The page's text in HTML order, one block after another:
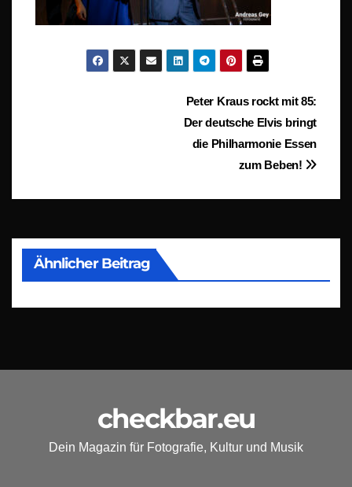
Beitragsnavigation
Peter Kraus rockt mit 85:
Der deutsche Elvis bringt
die Philharmonie Essen
zum Beben!
Ähnlicher Beitrag
checkbar.eu
Dein Magazin für Fotografie, Kultur und Musik